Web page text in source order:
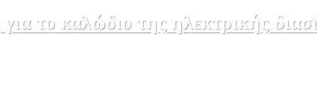
το καλώδιο της ηλεκτρικής